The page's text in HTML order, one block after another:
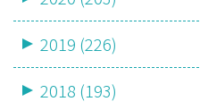
2019 (226)
2018 (193)